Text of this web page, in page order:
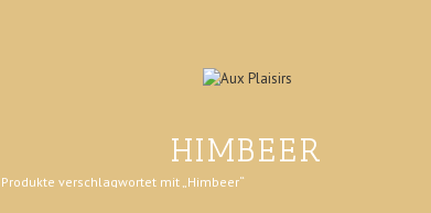
HIMBEER
Produkte verschlagwortet mit „Himbeer“